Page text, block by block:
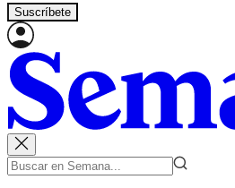
Suscríbete